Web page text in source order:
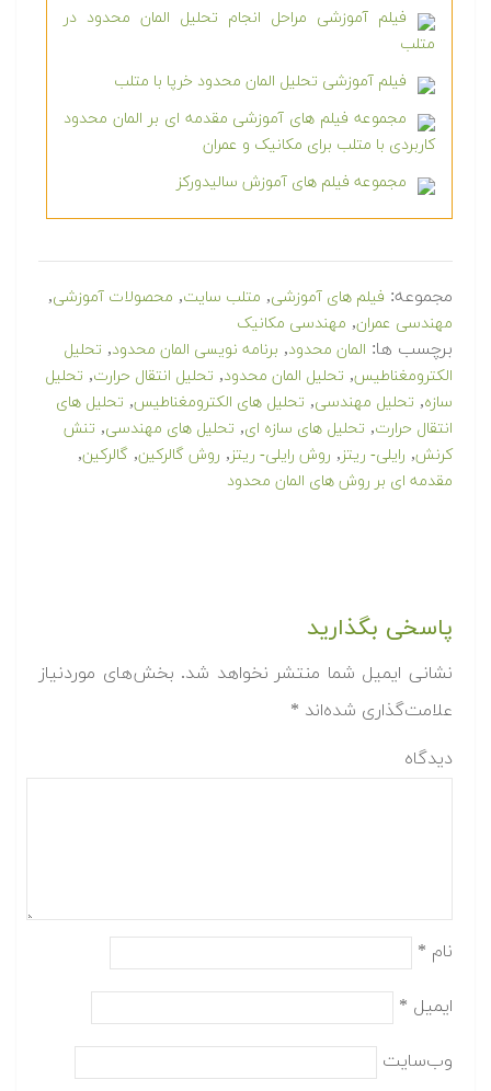
فیلم آموزشی مراحل انجام تحلیل المان محدود در
متلب
فیلم آموزشی تحلیل المان محدود خرپا با متلب
مجموعه فیلم های آموزشی مقدمه ای بر المان محدود
کاربردی با متلب برای مکانیک و عمران
مجموعه فیلم های آموزش سالیدورکز
مجموعه: فیلم های آموزشی, متلب سایت, محصولات آموزشی,
مهندسی عمران, مهندسی مکانیک
برچسب ها: المان محدود, برنامه نویسی المان محدود, تحلیل
الکترومغناطیس, تحلیل المان محدود, تحلیل انتقال حرارت, تحلیل
سازه, تحلیل مهندسی, تحلیل های الکترومغناطیس, تحلیل های
انتقال حرارت, تحلیل های سازه ای, تحلیل های مهندسی, تنش
کرنش, رایلی- ریتز , روش رایلی- ریتز , روش گالرکین, گالرکین,
مقدمه ای بر روش های المان محدود
پاسخی بگذارید
نشانی ایمیل شما منتشر نخواهد شد. بخش‌های موردنیاز
علامت‌گذاری شده‌اند *
دیدگاه
نام *
ایمیل *
وب‌سایت